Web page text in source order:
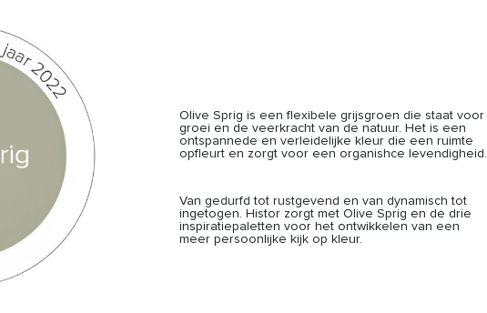
Olive Sprig is een flexibele grijsgroen die staat voor
groei en de veerkracht van de natuur. Het is een
ontspannede en verleidelijke kleur die een ruimte
opfleurt en zorgt voor een organishce levendigheid.
Van gedurfd tot rustgevend en van dynamisch tot
ingetogen. Histor zorgt met Olive Sprig en de drie
inspiratiepaletten voor het ontwikkelen van een
meer persoonlijke kijk op kleur.